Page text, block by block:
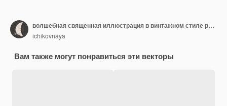
волшебная священная иллюстрация в винтажном стиле ретро гравюры
ichikovnaya
Вам также могут понравиться эти векторы